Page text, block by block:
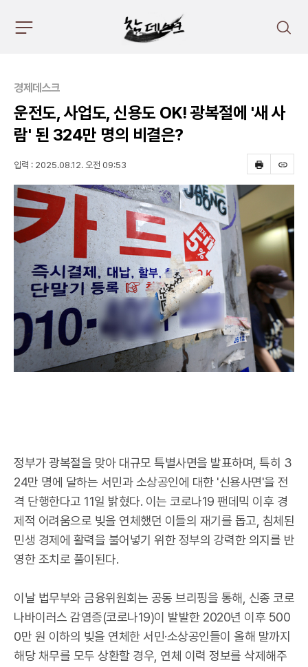
검
주
스
메
뉴
펼
치
기
경제데스크
운전도, 사업도, 신용도 OK! 광복절에 '새 사
람' 된 324만 명의 비결은?
프
린
스
크
입력 : 2025.08.12. 오전 09:53
정부가 광복절을 맞아 대규모 특별사면을 발표하며, 특히 3
24만 명에 달하는 서민과 소상공인에 대한 '신용사면'을 전
격 단행한다고 11일 밝혔다. 이는 코로나19 팬데믹 이후 경
제적 어려움으로 빚을 연체했던 이들의 재기를 돕고, 침체된
민생 경제에 활력을 불어넣기 위한 정부의 강력한 의지를 반
영한 조치로 풀이된다.
이날 법무부와 금융위원회는 공동 브리핑을 통해, 신종 코로
나바이러스 감염증(코로나19)이 발발한 2020년 이후 500
0만 원 이하의 빚을 연체한 서민·소상공인들이 올해 말까지
해당 채무를 모두 상환할 경우, 연체 이력 정보를 삭제해주